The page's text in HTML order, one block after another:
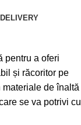
pentru a oferi
și răcoritor pe
de înaltă
se va potrivi cu